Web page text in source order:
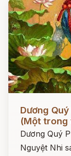
Dương
(Một trong
Dương Quý
Nguyệt Nhi